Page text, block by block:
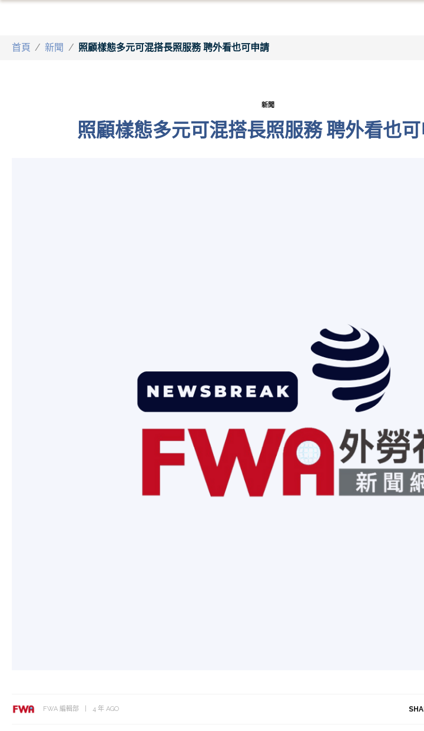
首頁 / 新聞 / 照顧樣態多元可混搭長照服務 聘外看也可申請
新聞
照顧樣態多元可混搭長照服務 聘外看也
FWA 編輯部 4 年 AGO